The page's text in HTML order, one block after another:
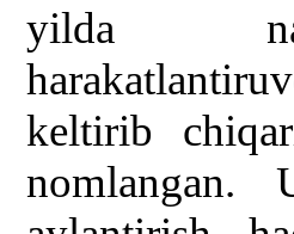
yilda
keltirib
nomlangan.